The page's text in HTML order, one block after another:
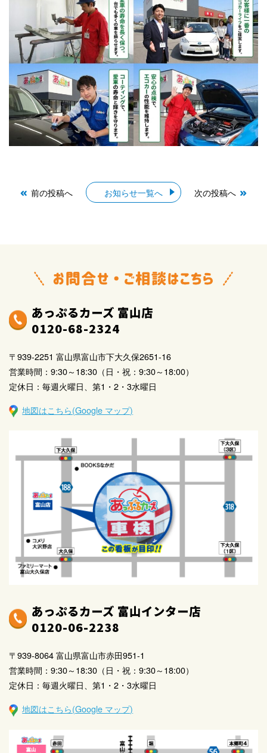
前の投稿へ お知らせ一覧へ 次の投稿へ
あっぷるカーズ 富山店
0120-68-2324
〒939-2251 富山県富山市下大久保2651-16
営業時間：9:30～18:30（日・祝：9:30～18:00）
定休日：毎週火曜日、第1・2・3水曜日
地図はこちら(Google マップ)
あっぷるカーズ 富山インター店
0120-06-2238
〒939-8064 富山県富山市赤田951-1
営業時間：9:30～18:30（日・祝：9:30～18:00）
定休日：毎週火曜日、第1・2・3水曜日
地図はこちら(Google マップ)